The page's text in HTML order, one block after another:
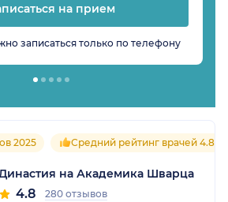
на прием
записаться только по телефону
2025 Средний рейтинг врачей 4.8
на Академика Шварца
4.8 280 отзывов